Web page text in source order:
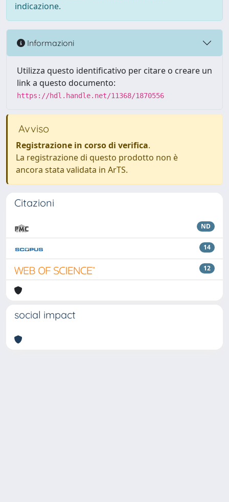
indicazione.
Informazioni
Utilizza questo identificativo per citare o creare un
link a questo documento:
https://hdl.handle.net/11368/1870556
Avviso
Registrazione in corso di verifica.
La registrazione di questo prodotto non è
ancora stata validata in ArTS.
Citazioni
ND
14
12
social impact